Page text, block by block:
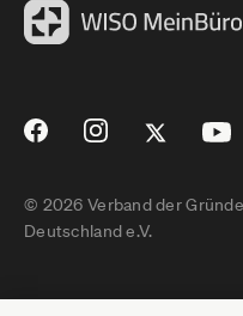
© 2026 Verband der
Deutschland e.V.
Impressum